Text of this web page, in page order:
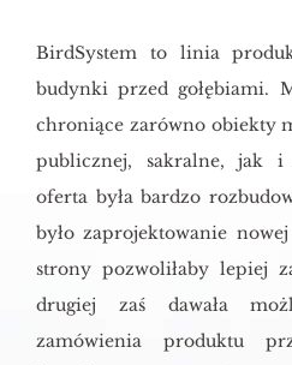
BirdSystem to linia
budynki przed gołębiami.
chroniące zarówno obiekty
publicznej, sakralne, jak i
oferta była bardzo
było zaprojektowanie
strony pozwoliłaby lepiej
drugiej zaś dawała
zamówienia produktu